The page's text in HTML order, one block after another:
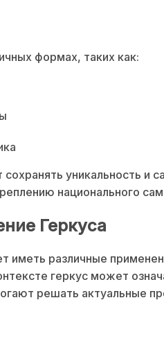
формах, таких как:
уникальность и
национального
Геркуса
иметь различные
геркус может
решать актуальные